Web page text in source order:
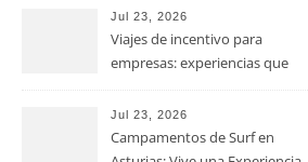
terapia
Jul 23, 2026
Viajes de incentivo para
empresas: experiencias que
la oficina
Jul 23, 2026
Campamentos de Surf en